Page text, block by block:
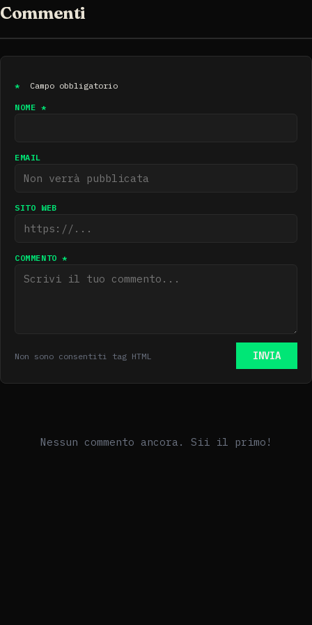
Commenti
* Campo obbligatorio
NOME *
EMAIL
SITO WEB
COMMENTO *
Non sono consentiti tag HTML INVIA
Nessun commento ancora. Sii il primo!